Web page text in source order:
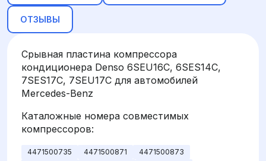
ОТЗЫВЫ
Срывная пластина компрессора
кондиционера Denso 6SEU16C, 6SES14C,
7SES17C, 7SEU17C для автомобилей
Mercedes-Benz
Каталожные номера совместимых
компрессоров:
4471500735 4471500871
4471500873